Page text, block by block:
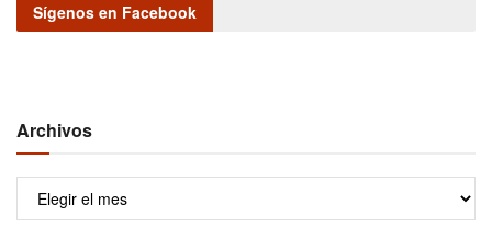
Sígenos en Facebook
Archivos
Archivos